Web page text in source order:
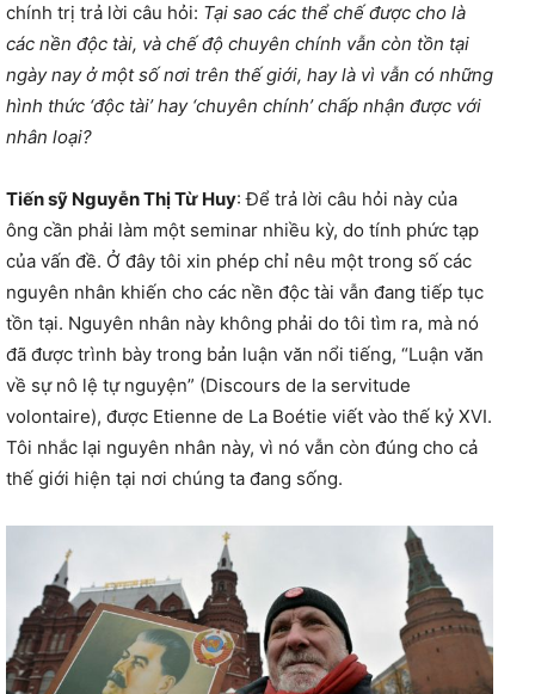
chính trị trả lời câu hỏi: Tại sao các thể chế được cho là
các nền độc tài, và chế độ chuyên chính vẫn còn tồn tại
ngày nay ở một số nơi trên thế giới, hay là vì vẫn có những
hình thức ‘độc tài’ hay ‘chuyên chính’ chấp nhận được với
nhân loại?
Tiến sỹ Nguyễn Thị Từ Huy: Để trả lời câu hỏi này của
ông cần phải làm một seminar nhiều kỳ, do tính phức tạp
của vấn đề. Ở đây tôi xin phép chỉ nêu một trong số các
nguyên nhân khiến cho các nền độc tài vẫn đang tiếp tục
tồn tại. Nguyên nhân này không phải do tôi tìm ra, mà nó
đã được trình bày trong bản luận văn nổi tiếng, “Luận văn
về sự nô lệ tự nguyện” (Discours de la servitude
volontaire), được Etienne de La Boétie viết vào thế kỷ XVI.
Tôi nhắc lại nguyên nhân này, vì nó vẫn còn đúng cho cả
thế giới hiện tại nơi chúng ta đang sống.